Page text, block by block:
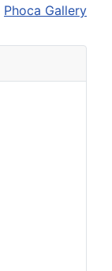
Phoca Gallery